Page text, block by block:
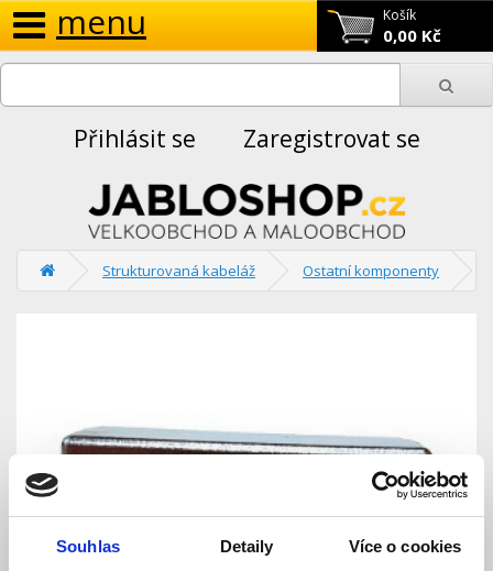
Souhlas Detaily Více o cookies
Košík
0,00 Kč
menu
Přihlásit se Zaregistrovat se
Strukturovaná kabeláž Ostatní komponenty